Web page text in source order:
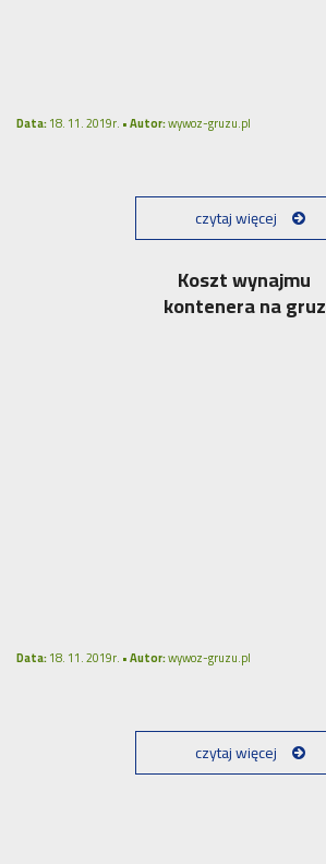
Data:18. 11. 2019r. •Autor:wywoz-gruzu.pl
czytaj więcej
Koszt wynajmu
kontenera na gruz
Data:18. 11. 2019r. •Autor:wywoz-gruzu.pl
czytaj więcej